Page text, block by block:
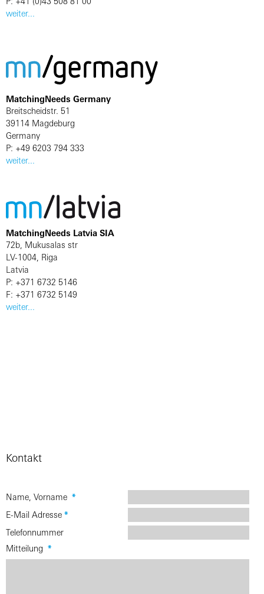
P: +41 (0)43 508 81 00
weiter...
MatchingNeeds Germany
Breitscheidstr. 51
39114 Magdeburg
Germany
P: +49 6203 794 333
weiter...
MatchingNeeds Latvia SIA
72b, Mukusalas str
LV-1004, Riga
Latvia
P: +371 6732 5146
F: +371 6732 5149
weiter...
Kontakt
Name, Vorname *
E-Mail Adresse *
Telefonnummer
Mitteilung *